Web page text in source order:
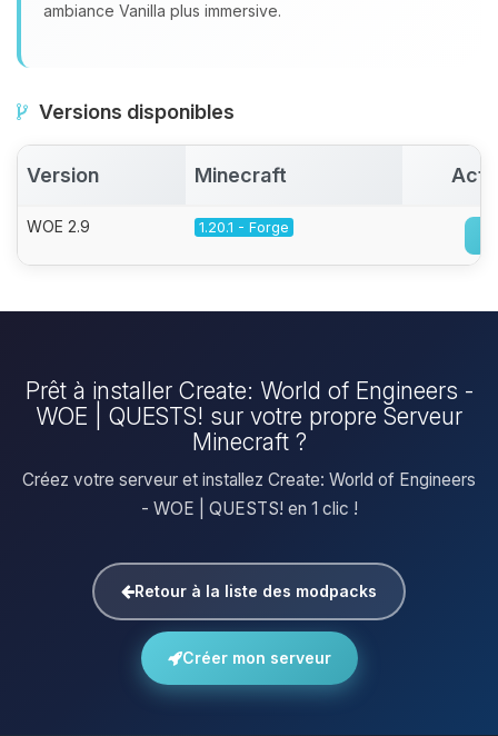
ambiance Vanilla plus immersive.
Versions disponibles
Version Minecraft
WOE 2.9 1.20.1 - Forge
Prêt à installer Create: World of Engineers -
WOE | QUESTS! sur votre propre Serveur
Minecraft ?
Créez votre serveur et installez Create: World of Engineers
- WOE | QUESTS! en 1 clic !
Retour à la liste des modpacks
Créer mon serveur